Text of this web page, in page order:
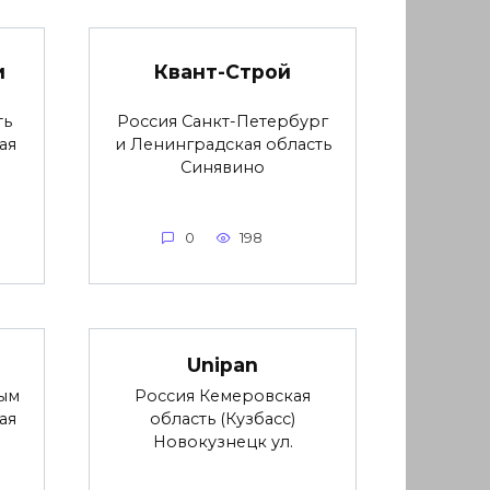
Квант-Строй
Россия Санкт-Петербург
и Ленинградская область
Синявино
0 198
Unipan
Россия Кемеровская
область (Кузбасс)
Новокузнецк ул.